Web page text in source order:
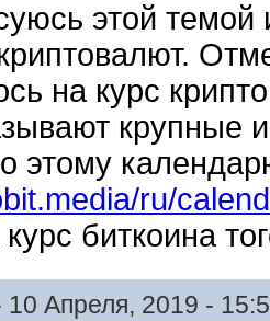
этой темой
на курс
крупные
этому
ru/
биткоина
10 Апреля, 2019 -